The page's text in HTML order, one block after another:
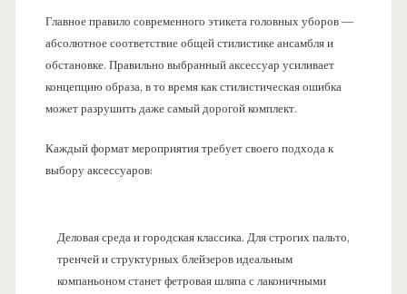
Главное правило современного этикета головных уборов —
абсолютное соответствие общей стилистике ансамбля и
обстановке. Правильно выбранный аксессуар усиливает
концепцию образа, в то время как стилистическая ошибка
может разрушить даже самый дорогой комплект.
Каждый формат мероприятия требует своего подхода к
выбору аксессуаров:
Деловая среда и городская классика. Для строгих пальто,
тренчей и структурных блейзеров идеальным
компаньоном станет фетровая шляпа с лаконичными